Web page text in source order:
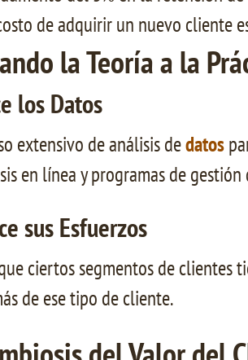
de adquirir un nuevo cliente
la Teoría a la
los Datos
extensivo de análisis dedatos
en línea y programas de
sus Esfuerzos
ciertos segmentos de clientes
de ese tipo de cliente.